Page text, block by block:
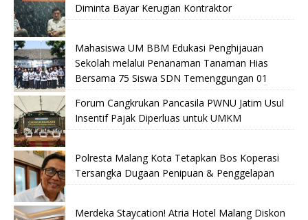
Diminta Bayar Kerugian Kontraktor
Mahasiswa UM BBM Edukasi Penghijauan
Sekolah melalui Penanaman Tanaman Hias
Bersama 75 Siswa SDN Temenggungan 01
Forum Cangkrukan Pancasila PWNU Jatim Usul
Insentif Pajak Diperluas untuk UMKM
Polresta Malang Kota Tetapkan Bos Koperasi
Tersangka Dugaan Penipuan & Penggelapan
Merdeka Staycation! Atria Hotel Malang Diskon